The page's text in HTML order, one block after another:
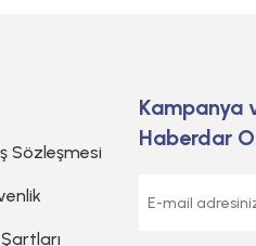
Sözleşmesi
Kampanya
Haberdar